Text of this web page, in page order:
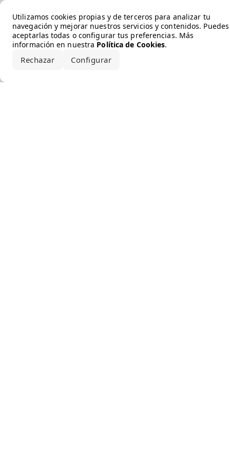
Utilizamos cookies propias y de terceros para analizar tu
navegación y mejorar nuestros servicios y contenidos. Puedes
aceptarlas todas o configurar tus preferencias. Más
información en nuestra Política de Cookies.
Rechazar Configurar
Error loading the brand